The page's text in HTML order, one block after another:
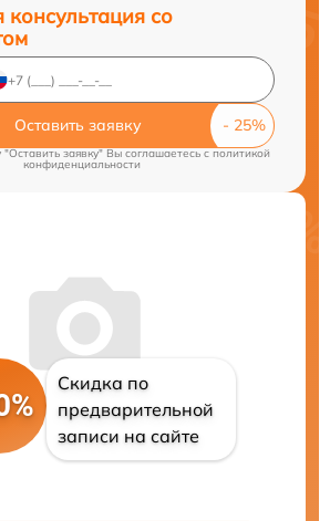
консультация со
Оставить заявку
заявку" Вы соглашаетесь c политикой
конфиденциальности
Скидка по
предварительной
записи на сайте